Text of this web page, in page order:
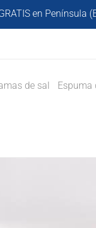
en Península
de sal Espuma